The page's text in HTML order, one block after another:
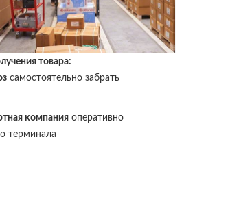
товара:
самостоятельно забрать
компания оперативно
терминала